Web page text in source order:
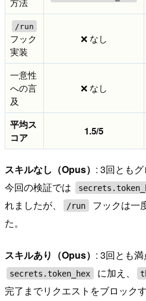
/run
フック
実装
❌ なし
一意性
への言
及
❌ なし
平均ス
コア
1.5/5
スキルなし（Opus） : 3回ともグ
今回の検証では
れましたが、
/run
フックは一
た。
スキルあり（Opus） : 3回とも満
secrets.token_hex に加え、
完了までリクエストをブロック